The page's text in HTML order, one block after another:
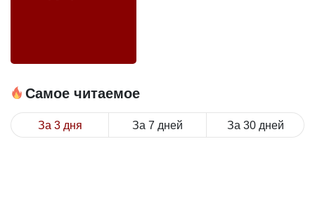
Самое читаемое
За 3 дня За 7 дней За 30 дней